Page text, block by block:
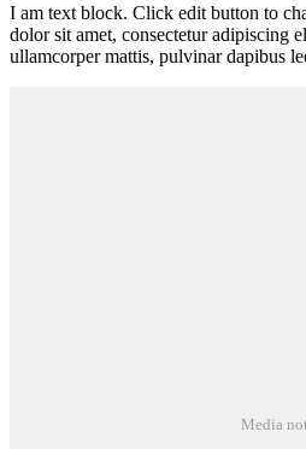
I am text block. Click edit button to
dolor sit amet, consectetur adipiscing
ullamcorper mattis, pulvinar dapibus
Media